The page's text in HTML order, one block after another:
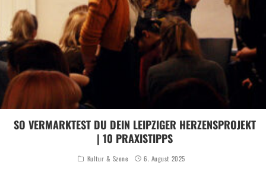
SO VERMARKTEST DU DEIN LEIPZIGER HERZENSPROJEKT
| 10 PRAXISTIPPS
Kultur & Szene 6. August 2025